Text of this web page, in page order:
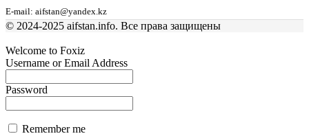
E-mail: aifstan@yandex.kz
© 2024-2025 aifstan.info. Все права защищены
Welcome to Foxiz
Username or Email Address
Password
Remember me